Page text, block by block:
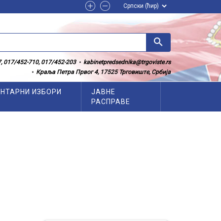
search
017/452-710, 017/452-203
kabinetpredsednika@trgoviste.rs
Краља Петра Првог 4, 17525 Трговиште, Србија
ИЗБОРИ
ЈАВНЕ
РАСПРАВЕ